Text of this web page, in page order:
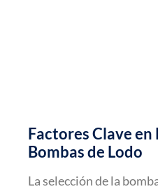
Factores Clave en
Bombas de Lodo
La selección de la